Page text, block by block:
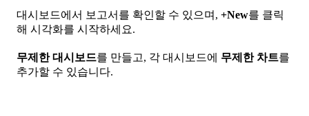
대시보드에서 보고서를 확인할 수 있으며, +New를 클릭
해 시각화를 시작하세요.
무제한 대시보드를 만들고, 각 대시보드에 무제한 차트를
추가할 수 있습니다.